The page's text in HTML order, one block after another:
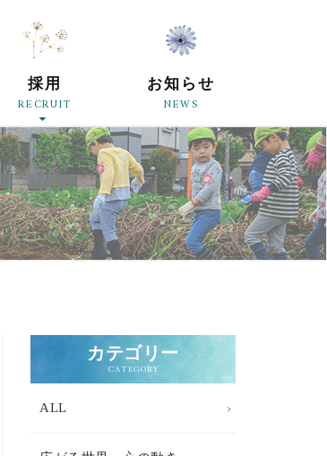
採用
RECRUIT
お知らせ
NEWS
カテゴリー
CATEGORY
ALL